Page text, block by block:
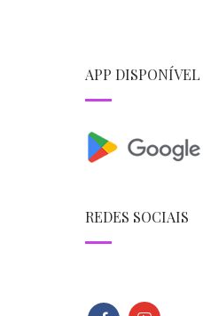
APP DISPONÍVEL
REDES SOCIAIS